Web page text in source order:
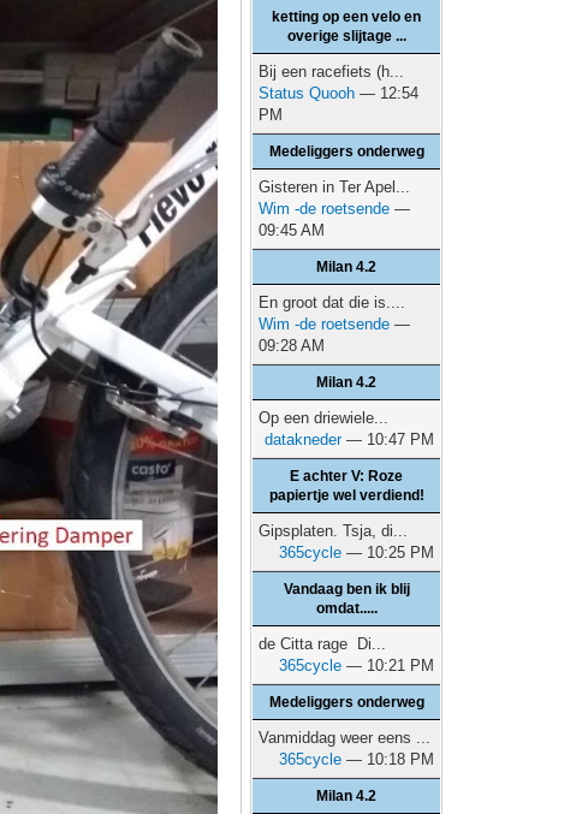
ketting op een velo en
overige slijtage ...
Bij een racefiets (h...
Status Quooh — 12:54
PM
Medeliggers onderweg
Gisteren in Ter Apel...
Wim -de roetsende —
09:45 AM
Milan 4.2
En groot dat die is....
Wim -de roetsende —
09:28 AM
Milan 4.2
Op een driewiele...
datakneder— 10:47 PM
E achter V: Roze
papiertje wel verdiend!
Gipsplaten. Tsja, di...
365cycle — 10:25 PM
Vandaag ben ik blij
omdat.....
de Citta rage Di...
365cycle — 10:21 PM
Medeliggers onderweg
Vanmiddag weer eens ...
365cycle — 10:18 PM
Milan 4.2